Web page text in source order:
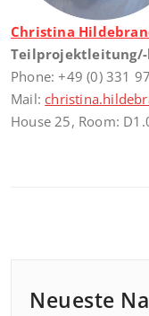
Christina
Teilprojektleitung/-
Phone: +49 (0) 331
Mail:
House 25, Room:
Neueste